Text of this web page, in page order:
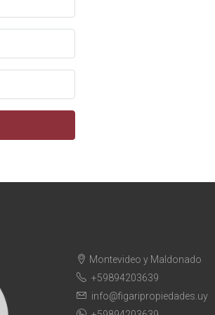
Montevideo y Maldonado
+59894203639
info@figaripropiedades.uy